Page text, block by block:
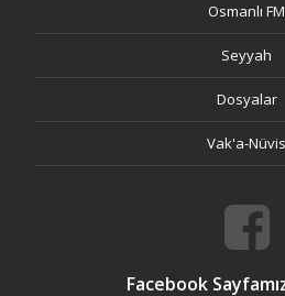
Osmanlı FM
Seyyah
Dosyalar
Vak'a-Nüvis
Facebook